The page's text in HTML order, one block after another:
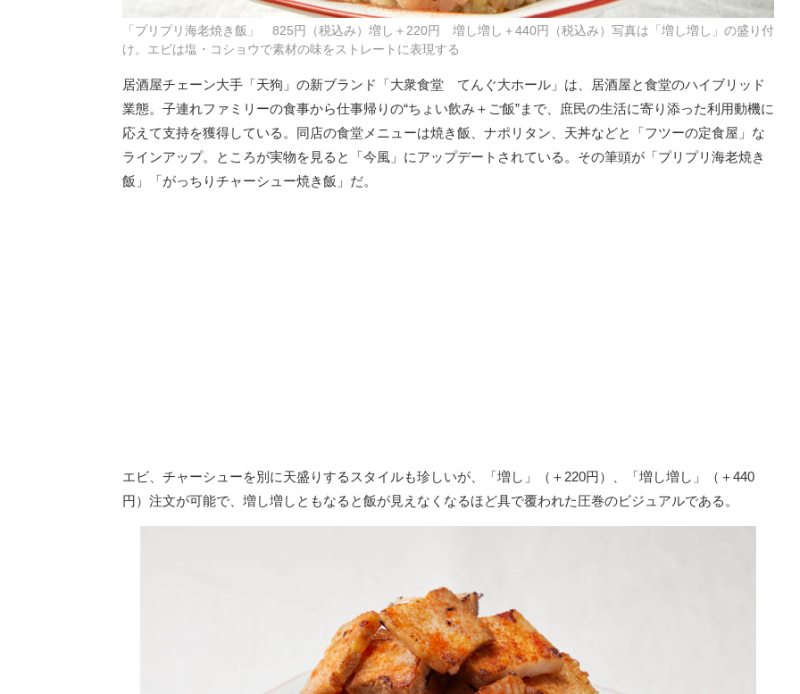
「プリプリ海老焼き飯」 825円（税込み）増し＋220円 増し増し＋440円（税込み）写真は「増し増し」の盛り付
け。エビは塩・コショウで素材の味をストレートに表現する
居酒屋チェーン大手「天狗」の新ブランド「大衆食堂 てんぐ大ホール」は、居酒屋と食堂のハイブリッド
業態。子連れファミリーの食事から仕事帰りの“ちょい飲み＋ご飯”まで、庶民の生活に寄り添った利用動機に
応えて支持を獲得している。同店の食堂メニューは焼き飯、ナポリタン、天丼などと「フツーの定食屋」な
ラインアップ。ところが実物を見ると「今風」にアップデートされている。その筆頭が「プリプリ海老焼き
飯」「がっちりチャーシュー焼き飯」だ。
エビ、チャーシューを別に天盛りするスタイルも珍しいが、「増し」（＋220円）、「増し増し」（＋440
円）注文が可能で、増し増しともなると飯が見えなくなるほど具で覆われた圧巻のビジュアルである。